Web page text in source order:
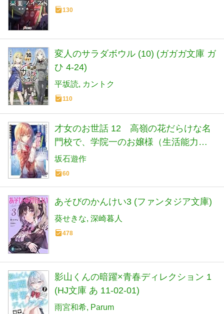
130
変人のサラダボウル (10) (ガガガ文庫 ガ
ひ 4-24)
平坂読 カントク
110
才女のお世話 12 高嶺の花だらけな名
門校で、学院一のお嬢様（生活能力皆
無）を陰ながらお世話することになり
ました (HJ文庫 さ 07-03-12)
坂石遊作
60
あそびのかんけい3 (ファンタジア文庫)
葵せきな 深崎暮人
478
影山くんの暗躍×青春ディレクション 1
(HJ文庫 あ 11-02-01)
雨宮和希 Parum